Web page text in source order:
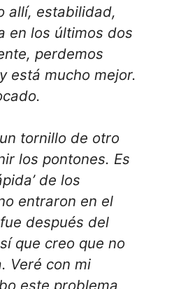
allí, estabilidad,
en los últimos dos
perdemos
está mucho mejor.
tornillo de otro
los pontones. Es
de los
entraron en el
después del
que creo que no
Veré con mi
este problema,